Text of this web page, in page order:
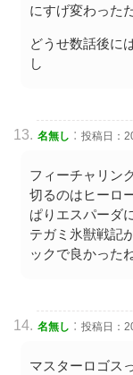
にすげ変わった
どうせ数話後に
し
名無し : 投稿日：
フィーチャリン
切るのはヒーロ
ぱりエスパーダ
テガミ氷獣戦記
ックで良かった
名無し : 投稿日：
マスターロゴス